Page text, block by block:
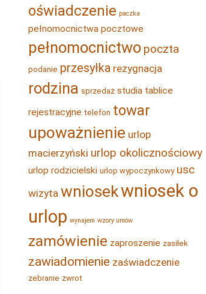
oświadczenie paczka
pełnomocnictwa pocztowe
pełnomocnictwo poczta
podanie przesyłka rezygnacja
rodzina sprzedaż studia tablice
rejestracyjne telefon towar
upoważnienie urlop
macierzyński urlop okolicznościowy
urlop rodzicielski urlop wypoczynkowy usc
wizyta wniosekwniosek o
urlop wynajem wzory umów
zamówienie zaproszenie zasiłek
zawiadomienie zaświadczenie
zebranie zwrot